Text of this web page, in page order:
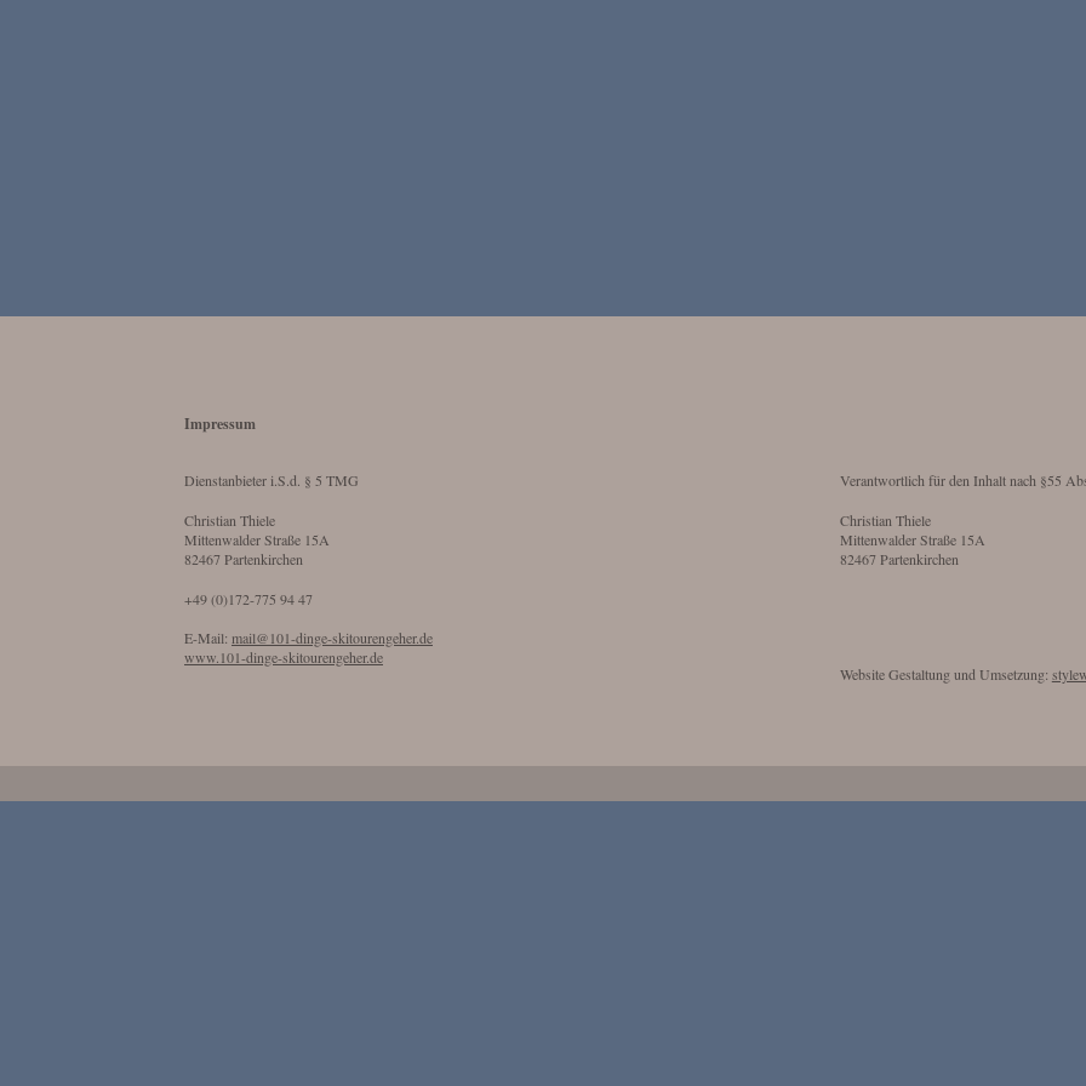
Impressum
Dienstanbieter i.S.d. § 5 TMG
Christian Thiele
Mittenwalder Straße 15A
82467 Partenkirchen
+49 (0)172-775 94 47
E-Mail: mail@101-dinge-skitourengeher.de
www.101-dinge-skitourengeher.de
Verantwortlich für den Inhalt nach §55
Christian Thiele
Mittenwalder Straße 15A
82467 Partenkirchen
Website Gestaltung und Umsetzung: